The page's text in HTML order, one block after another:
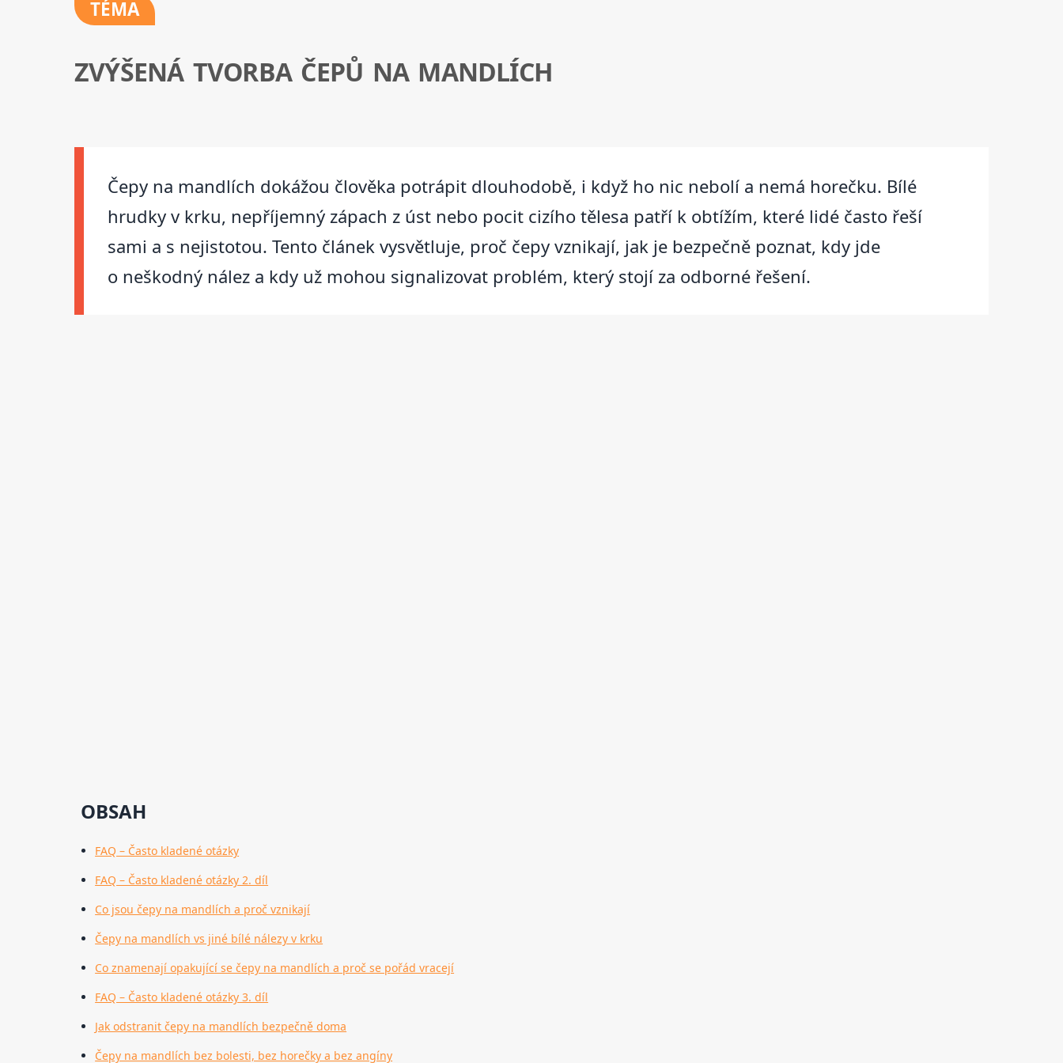
TÉMA
ZVÝŠENÁ TVORBA ČEPŮ NA MANDLÍCH
Čepy na mandlích dokážou člověka potrápit dlouhodobě, i když ho nic nebolí a nemá horečku. Bílé
hrudky v krku, nepříjemný zápach z úst nebo pocit cizího tělesa patří k obtížím, které lidé často řeší
sami a s nejistotou. Tento článek vysvětluje, proč čepy vznikají, jak je bezpečně poznat, kdy jde
o neškodný nález a kdy už mohou signalizovat problém, který stojí za odborné řešení.
OBSAH
FAQ – Často kladené otázky
FAQ – Často kladené otázky 2. díl
Co jsou čepy na mandlích a proč vznikají
Čepy na mandlích vs jiné bílé nálezy v krku
Co znamenají opakující se čepy na mandlích a proč se pořád vracejí
FAQ – Často kladené otázky 3. díl
Jak odstranit čepy na mandlích bezpečně doma
Čepy na mandlích bez bolesti, bez horečky a bez angíny